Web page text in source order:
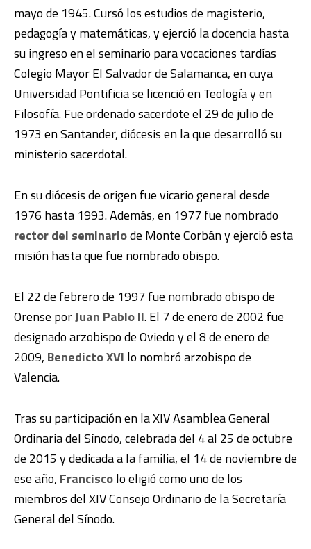
mayo de 1945. Cursó los estudios de magisterio,
pedagogía y matemáticas, y ejerció la docencia hasta
su ingreso en el seminario para vocaciones tardías
Colegio Mayor El Salvador de Salamanca, en cuya
Universidad Pontificia se licenció en Teología y en
Filosofía. Fue ordenado sacerdote el 29 de julio de
1973 en Santander, diócesis en la que desarrolló su
ministerio sacerdotal.
En su diócesis de origen fue vicario general desde
1976 hasta 1993. Además, en 1977 fue nombrado
rector del seminariode Monte Corbán y ejerció esta
misión hasta que fue nombrado obispo.
El 22 de febrero de 1997 fue nombrado obispo de
Orense porJuan Pablo II. El 7 de enero de 2002 fue
designado arzobispo de Oviedo y el 8 de enero de
2009, Benedicto XVI lo nombró arzobispo de
Valencia.
Tras su participación en la XIV Asamblea General
Ordinaria del Sínodo, celebrada del 4 al 25 de octubre
de 2015 y dedicada a la familia, el 14 de noviembre de
ese año, Franciscolo eligió como uno de los
miembros del XIV Consejo Ordinario de la Secretaría
General del Sínodo.